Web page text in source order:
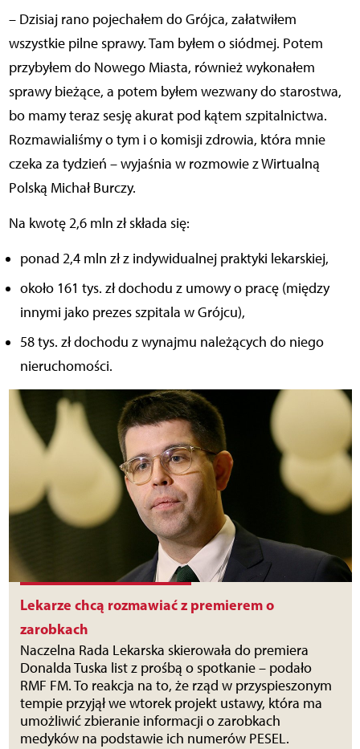
– Dzisiaj rano pojechałem do Grójca, załatwiłem
wszystkie pilne sprawy. Tam byłem o siódmej. Potem
przybyłem do Nowego Miasta, również wykonałem
sprawy bieżące, a potem byłem wezwany do starostwa,
bo mamy teraz sesję akurat pod kątem szpitalnictwa.
Rozmawialiśmy o tym i o komisji zdrowia, która mnie
czeka za tydzień – wyjaśnia w rozmowie z Wirtualną
Polską Michał Burczy.
Na kwotę 2,6 mln zł składa się:
ponad 2,4 mln zł z indywidualnej praktyki lekarskiej,
około 161 tys. zł dochodu z umowy o pracę (między
innymi jako prezes szpitala w Grójcu),
58 tys. zł dochodu z wynajmu należących do niego
nieruchomości.
Lekarze chcą rozmawiać z premierem o
zarobkach
Naczelna Rada Lekarska skierowała do premiera
Donalda Tuska list z prośbą o spotkanie – podało
RMF FM. To reakcja na to, że rząd w przyspieszonym
tempie przyjął we wtorek projekt ustawy, która ma
umożliwić zbieranie informacji o zarobkach
medyków na podstawie ich numerów PESEL.